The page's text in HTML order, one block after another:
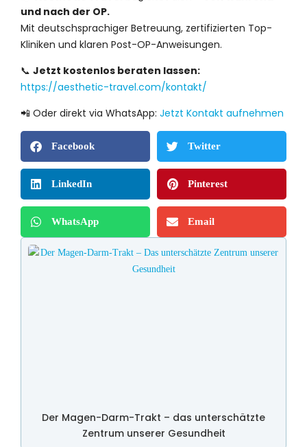
und nach der OP.
Mit deutschsprachiger Betreuung, zertifizierten Top-
Kliniken und klaren Post-OP-Anweisungen.
📞 Jetzt kostenlos beraten lassen:
https://aesthetic-travel.com/kontakt/
📲 Oder direkt via WhatsApp: Jetzt Kontakt aufnehmen
Facebook Twitter
LinkedIn Pinterest
WhatsApp Email
Der Magen-Darm-Trakt – das unterschätzte
Zentrum unserer Gesundheit